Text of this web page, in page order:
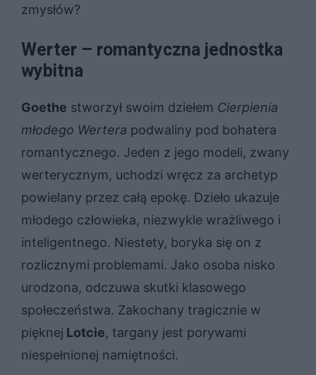
zmysłów?
Werter – romantyczna jednostka
wybitna
Goethe stworzył swoim dziełem Cierpienia
młodego Wertera podwaliny pod bohatera
romantycznego. Jeden z jego modeli, zwany
werterycznym, uchodzi wręcz za archetyp
powielany przez całą epokę. Dzieło ukazuje
młodego człowieka, niezwykle wrażliwego i
inteligentnego. Niestety, boryka się on z
rozlicznymi problemami. Jako osoba nisko
urodzona, odczuwa skutki klasowego
społeczeństwa. Zakochany tragicznie w
pięknej Lotcie, targany jest porywami
niespełnionej namiętności.